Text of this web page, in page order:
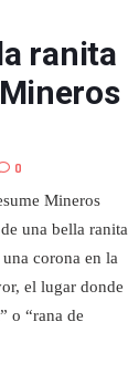
ranita
0
Mineros
una bella ranita
corona en la
el lugar donde
o “rana de